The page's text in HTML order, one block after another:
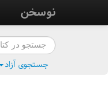
نوسخن
جستجوی آزاد